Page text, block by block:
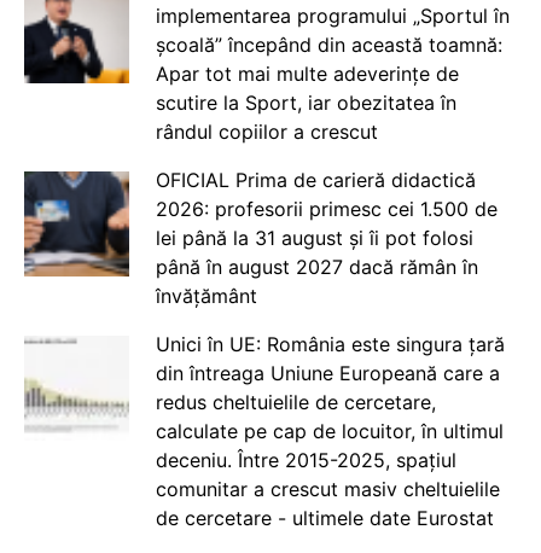
implementarea programului „Sportul în
școală” începând din această toamnă:
Apar tot mai multe adeverințe de
scutire la Sport, iar obezitatea în
rândul copiilor a crescut
OFICIAL Prima de carieră didactică
2026: profesorii primesc cei 1.500 de
lei până la 31 august și îi pot folosi
până în august 2027 dacă rămân în
învățământ
Unici în UE: România este singura țară
din întreaga Uniune Europeană care a
redus cheltuielile de cercetare,
calculate pe cap de locuitor, în ultimul
deceniu. Între 2015-2025, spațiul
comunitar a crescut masiv cheltuielile
de cercetare - ultimele date Eurostat